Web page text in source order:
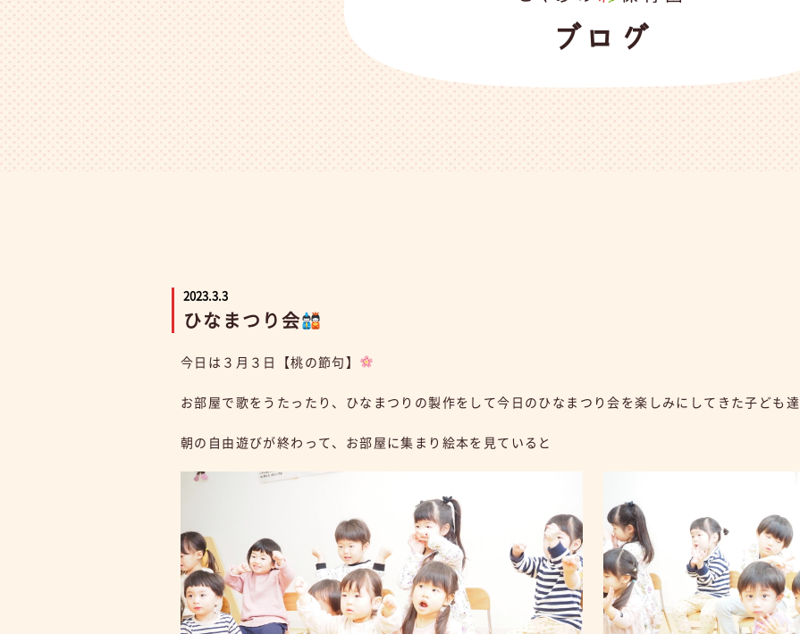
ブログ
2023.3.3
ひなまつり会
今日は３月３日【桃の節句】
お部屋で歌をうたったり、ひなまつりの製作をして今日のひなまつり会を楽しみにしてきた子ども達
朝の自由遊びが終わって、お部屋に集まり絵本を見ていると